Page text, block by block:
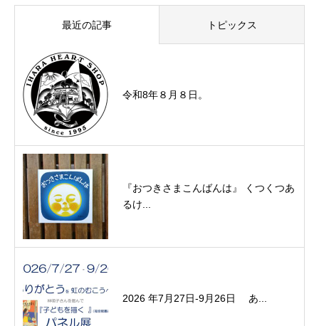
最近の記事 トピックス
令和8年８月８日。
『おつきさまこんばんは』 くつくつあ
るけ...
2026 年7月27日-9月26日 あ...